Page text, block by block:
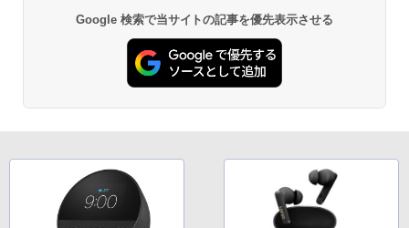
Google 検索で当サイトの記事を優先表示させる